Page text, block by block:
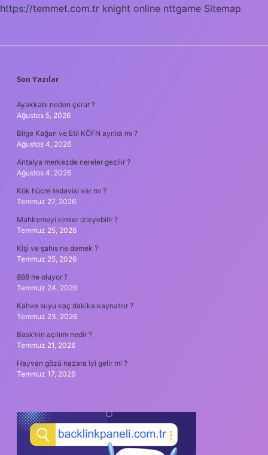
https://temmet.com.tr knight online nttgame Sitemap
SIDEBAR
Son Yazılar
Ayakkabı neden çürür ?
Ağustos 5, 2026
Bilge Kağan ve Etil KÖFN ayrıldı mı ?
Ağustos 4, 2026
Antalya merkezde nereler gezilir ?
Ağustos 4, 2026
Kök hücre tedavisi var mı ?
Temmuz 27, 2026
Mahkemeyi kimler izleyebilir ?
Temmuz 25, 2026
Kişi ve şahıs ne demek ?
Temmuz 25, 2026
888 ne oluyor ?
Temmuz 24, 2026
Kahve suyu kaç dakika kaynatılır ?
Temmuz 23, 2026
Bask’nin açılımı nedir ?
Temmuz 21, 2026
Hayvan gözü nazara iyi gelir mi ?
Temmuz 17, 2026